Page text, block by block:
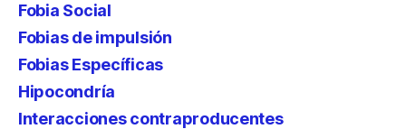
Fobia Social
Fobias de impulsión
Fobias Específicas
Hipocondría
Interacciones contraproducentes